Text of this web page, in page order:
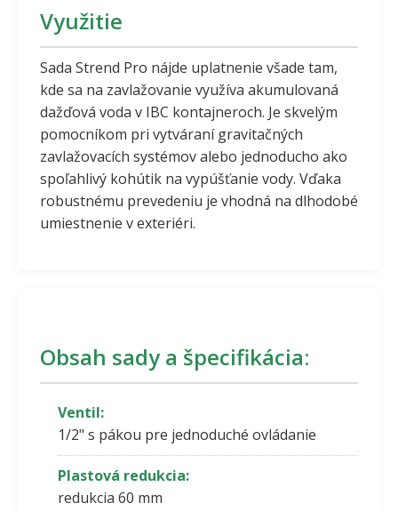
Využitie
Sada Strend Pro nájde uplatnenie všade tam,
kde sa na zavlažovanie využíva akumulovaná
dažďová voda v IBC kontajneroch. Je skvelým
pomocníkom pri vytváraní gravitačných
zavlažovacích systémov alebo jednoducho ako
spoľahlivý kohútik na vypúšťanie vody. Vďaka
robustnému prevedeniu je vhodná na dlhodobé
umiestnenie v exteriéri.
Obsah sady a špecifikácia:
Ventil:
1/2" s pákou pre jednoduché ovládanie
Plastová redukcia:
redukcia 60 mm